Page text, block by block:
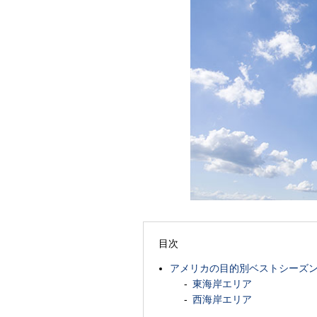
目次
アメリカの目的別ベストシーズ
東海岸エリア
西海岸エリア